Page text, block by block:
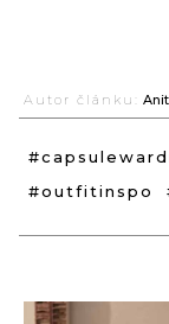
Autor článku:
#outfitinspo